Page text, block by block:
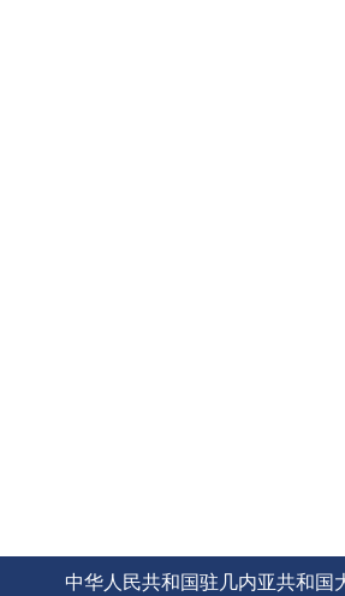
中华人民共和国驻几内亚共和国